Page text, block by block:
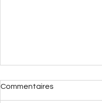
Commentaires